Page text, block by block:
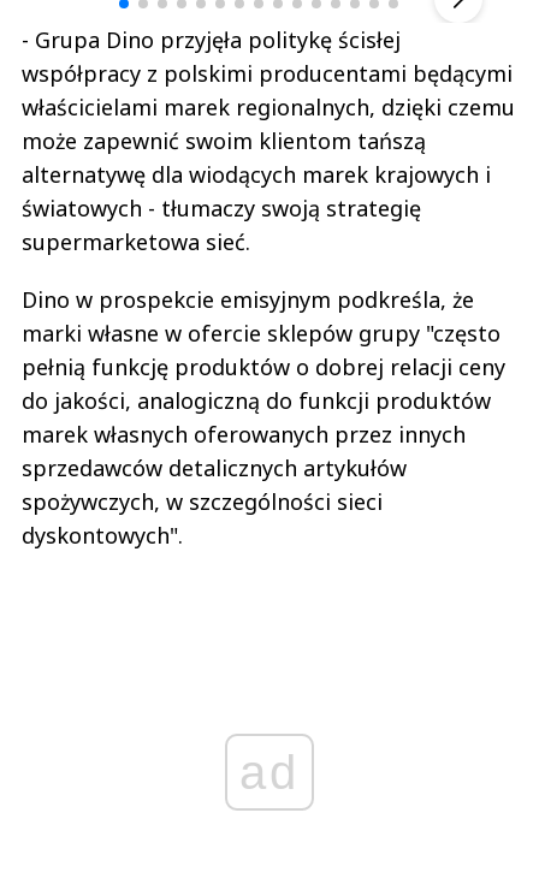
- Grupa Dino przyjęła politykę ścisłej
współpracy z polskimi producentami będącymi
właścicielami marek regionalnych, dzięki czemu
może zapewnić swoim klientom tańszą
alternatywę dla wiodących marek krajowych i
światowych - tłumaczy swoją strategię
supermarketowa sieć.
Dino w prospekcie emisyjnym podkreśla, że
marki własne w ofercie sklepów grupy "często
pełnią funkcję produktów o dobrej relacji ceny
do jakości, analogiczną do funkcji produktów
marek własnych oferowanych przez innych
sprzedawców detalicznych artykułów
spożywczych, w szczególności sieci
dyskontowych".
ad